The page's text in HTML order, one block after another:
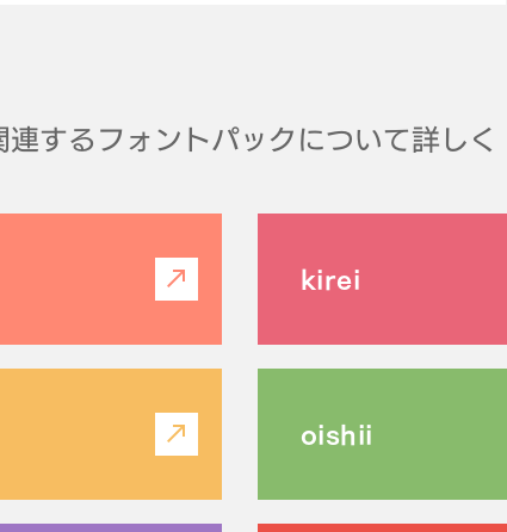
連するフォントパックについて詳しく
kirei
oishii